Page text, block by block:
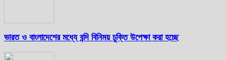
ভারত ও বাংলাদেশের মধ্যে বন্দি বিনিময় চুক্তি উপেক্ষা করা হচ্ছে